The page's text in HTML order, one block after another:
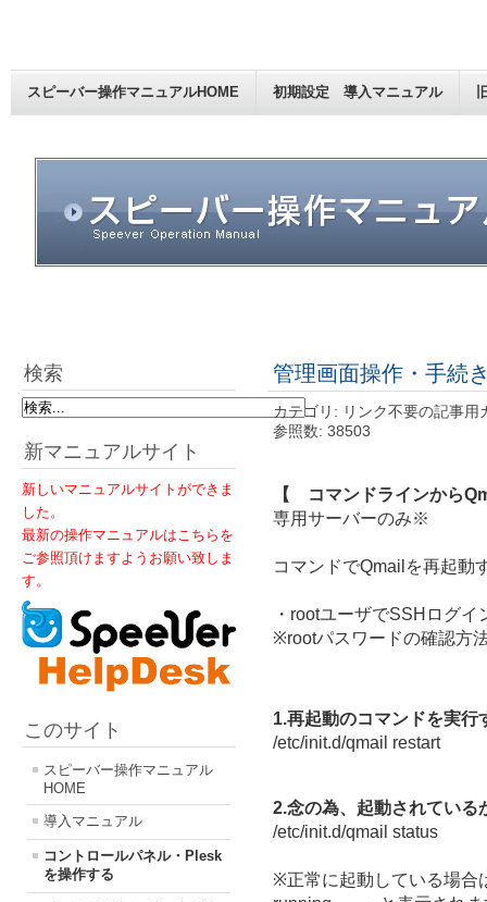
スピーバー操作マニュアルHOME 初期設定 導入マニュアル
検索
新マニュアルサイト
新しいマニュアルサイトができま
した。
最新の操作マニュアルはこちらを
ご参照頂けますようお願い致しま
す。
このサイト
スピーバー操作マニュアル
HOME
導入マニュアル
コントロールパネル・Plesk
を操作する
管理画面操作・手続
カテゴリ: リンク不要の記事用
参照数: 38503
【 コマンドラインから
専用サーバーのみ※
コマンドでQmailを再起動
・rootユーザでSSHログイ
※rootパスワードの確認方
1.再起動のコマンドを実行
/etc/init.d/qmail restart
2.念の為、起動されている
/etc/init.d/qmail status
※正常に起動している場